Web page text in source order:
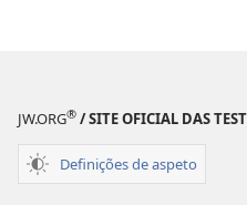
JW.ORG® / SITE OFICIAL DAS
Definições de aspeto